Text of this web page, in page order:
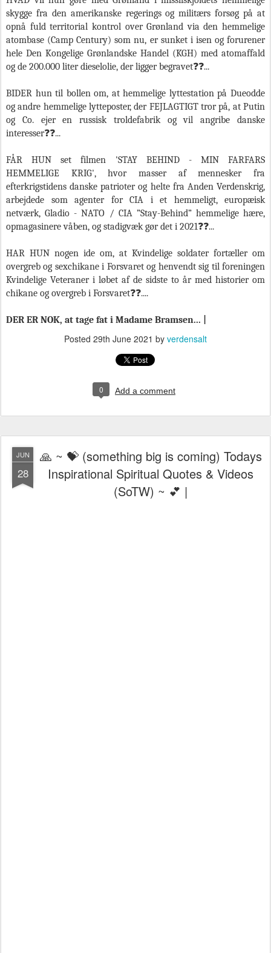
skygge fra den amerikanske regerings og militærs forsøg på at
opnå fuld territorial kontrol over Grønland via den hemmelige
atombase (Camp Century) som nu, er sunket i isen og forurener
hele Den Kongelige Grønlandske Handel (KGH) med atomaffald
og de 200.000 liter dieselolie, der ligger begravet❓❓...
BIDER hun til bollen om, at hemmelige lyttestation på Dueodde
og andre hemmelige lytteposter, der FEJLAGTIGT tror på, at Putin
og Co. ejer en russisk troldefabrik og vil angribe danske
interesser❓❓...
FÅR HUN set filmen 'STAY BEHIND - MIN FARFARS
HEMMELIGE KRIG', hvor masser af mennesker fra
efterkrigstidens danske patrioter og helte fra Anden Verdenskrig,
arbejdede som agenter for CIA i et hemmeligt, europæisk
netværk, Gladio - NATO / CIA ”Stay-Behind” hemmelige hære,
opmagasinere våben, og stadigvæk gør det i 2021❓❓...
HAR HUN nogen ide om, at Kvindelige soldater fortæller om
overgreb og sexchikane i Forsvaret og henvendt sig til foreningen
Kvindelige Veteraner i løbet af de sidste to år med historier om
chikane og overgreb i Forsvaret❓❓....
DER ER NOK, at tage fat i Madame Bramsen... |
Posted 29th June 2021 by verdensalt
0 Add a comment
JUN
28
🙏 ~ 💝 (something big is coming) Todays
Inspirational Spiritual Quotes & Videos
(SoTW) ~ 💕 |